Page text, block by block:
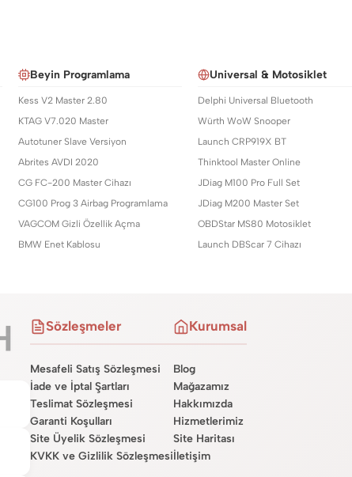
Beyin Programlama
Kess V2 Master 2.80
KTAG V7.020 Master
Autotuner Slave Versiyon
Abrites AVDI 2020
CG FC-200 Master Cihazı
CG100 Prog 3 Airbag Programlama
VAGCOM Gizli Özellik Açma
BMW Enet Kablosu
Universal & Motosiklet
Delphi Universal Bluetooth
Würth WoW Snooper
Launch CRP919X BT
Thinktool Master Online
JDiag M100 Pro Full Set
JDiag M200 Master Set
OBDStar MS80 Motosiklet
Launch DBScar 7 Cihazı
Sözleşmeler
Mesafeli Satış Sözleşmesi
İade ve İptal Şartları
Teslimat Sözleşmesi
Garanti Koşulları
Site Üyelik Sözleşmesi
KVKK ve Gizlilik Sözleşmesi
Kurumsal
Blog
Mağazamız
Hakkımızda
Hizmetlerimiz
Site Haritası
İletişim